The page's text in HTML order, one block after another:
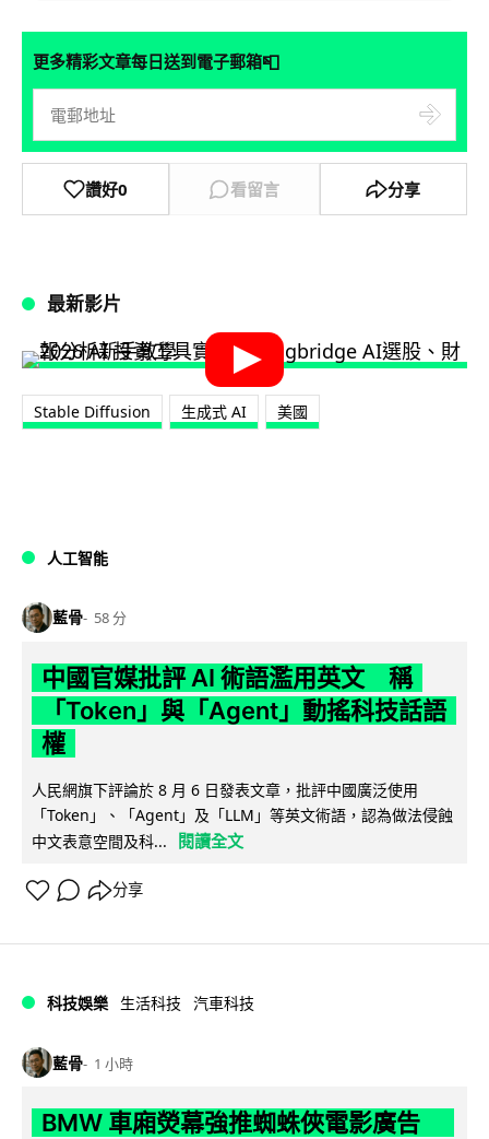
更多精彩文章每日送到電子郵箱📮
讚好0 看留言 分享
最新影片
Stable Diffusion 生成式 AI 美國
人工智能
藍骨 58 分
中國官媒批評 AI 術語濫用英文 稱
「Token」與「Agent」動搖科技話語
權
人民網旗下評論於 8 月 6 日發表文章，批評中國廣泛使用
「Token」、「Agent」及「LLM」等英文術語，認為做法侵蝕
中文表意空間及科...
閱讀全文
分享
科技娛樂 生活科技 汽車科技
藍骨 1 小時
BMW 車廂熒幕強推蜘蛛俠電影廣告